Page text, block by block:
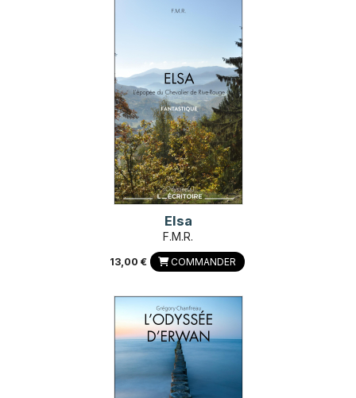
Elsa
F.M.R.
13,00 € COMMANDER